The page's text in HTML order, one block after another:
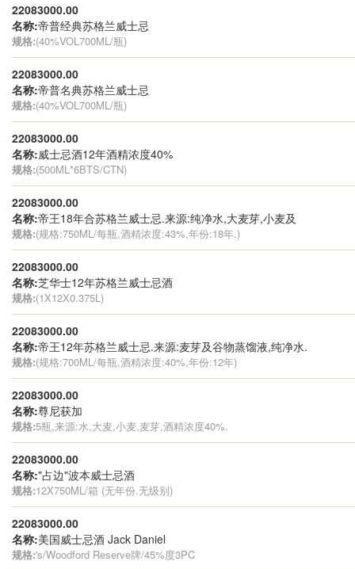
22083000.00
名称:帝普经典苏格兰威士忌
规格:(40%VOL700ML/瓶)
22083000.00
名称:帝普名典苏格兰威士忌
规格:(40%VOL700ML/瓶)
22083000.00
名称:威士忌酒12年酒精浓度40%
规格:(500ML*6BTS/CTN)
22083000.00
名称:帝王18年合苏格兰威士忌.来源:纯净水,大麦芽,小麦及
规格:(规格:750ML/每瓶,酒精浓度:43%,年份:18年.)
22083000.00
名称:芝华士12年苏格兰威士忌酒
规格:(1X12X0.375L)
22083000.00
名称:帝王12年苏格兰威士忌.来源:麦芽及谷物蒸馏液,纯净水.
规格:(规格:700ML/每瓶,酒精浓度:40%,年份:12年)
22083000.00
名称:尊尼获加
规格:5瓶,来源:水,大麦,小麦,麦芽,酒精浓度40%.
22083000.00
名称:"占边"波本威士忌酒
规格:12X750ML/箱 (无年份.无级别)
22083000.00
名称:美国威士忌酒 Jack Daniel
规格:'s/Woodford Reserve牌/45%度3PC